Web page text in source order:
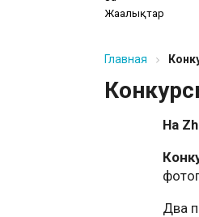
Жаңалықтар
Главная
На
Два